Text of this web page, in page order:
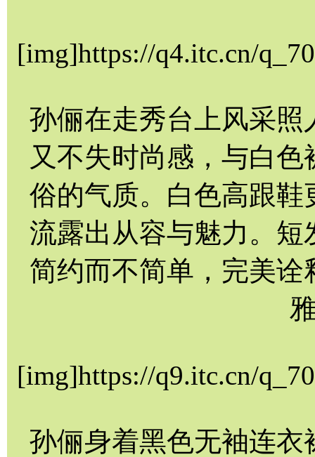
[img]https://q4.itc.cn/
孙俪在走秀台上风采
又不失时尚感，与白
俗的气质。白色高跟
流露出从容与魅力。
简约而不简单，完美
[img]https://q9.itc.cn/
孙俪身着黑色无袖连